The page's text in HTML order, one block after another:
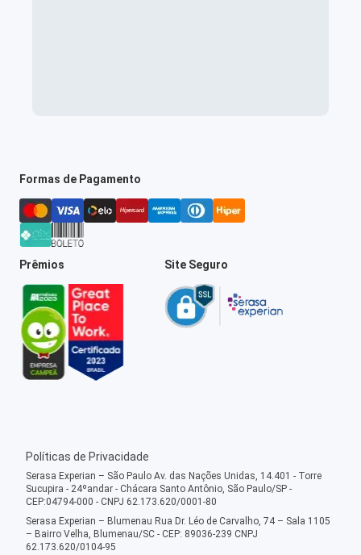
Formas de Pagamento
Prêmios Site Seguro
Políticas de Privacidade
Serasa Experian – São Paulo Av. das Nações Unidas, 14.401 - Torre
Sucupira - 24ºandar - Chácara Santo Antônio, São Paulo/SP -
CEP:04794-000 - CNPJ 62.173.620/0001-80
Serasa Experian – Blumenau Rua Dr. Léo de Carvalho, 74 – Sala 1105
– Bairro Velha, Blumenau/SC - CEP: 89036-239 CNPJ
62.173.620/0104-95